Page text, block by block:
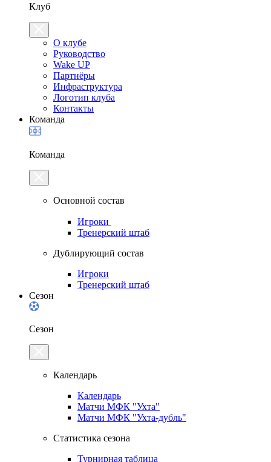
Клуб
О клубе
Руководство
Wake UP
Партнёры
Инфраструктура
Логотип клуба
Контакты
Команда
Команда
Основной состав
Игроки
Тренерский штаб
Дублирующий состав
Игроки
Тренерский штаб
Сезон
Сезон
Календарь
Календарь
Матчи МФК "Ухта"
Матчи МФК "Ухта-дубль"
Статистика сезона
Турнирная таблица